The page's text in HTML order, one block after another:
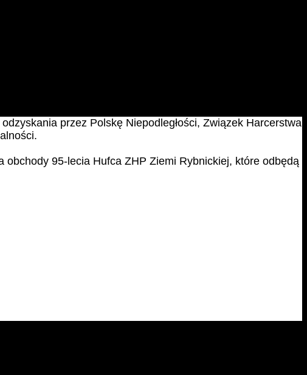
przez Polskę Niepodległości, Związek Harcerstwa
95-lecia Hufca ZHP Ziemi Rybnickiej, które odbędą